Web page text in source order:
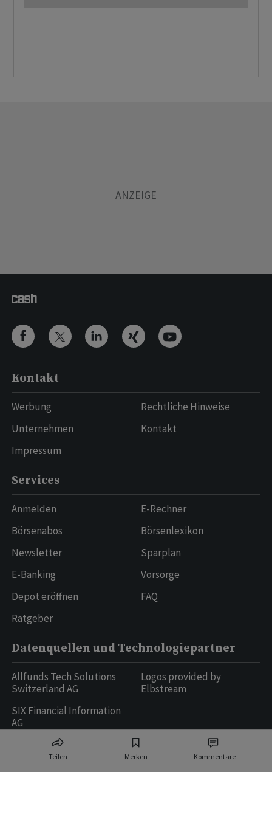
Teilen Merken Kommentare
Kontakt
Werbung
Unternehmen
Impressum
Rechtliche Hinweise
Kontakt
Services
Anmelden
Börsenabos
Newsletter
E-Banking
Depot eröffnen
Ratgeber
E-Rechner
Börsenlexikon
Sparplan
Vorsorge
FAQ
Datenquellen und Technologiepartner
Allfunds Tech Solutions
Switzerland AG
SIX Financial Information
AG
Logos provided by
Elbstream